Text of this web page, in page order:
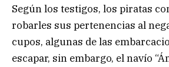
Según los testigos, los piratas
robarles sus pertenencias al
cupos, algunas de las
escapar, sin embargo, el navío